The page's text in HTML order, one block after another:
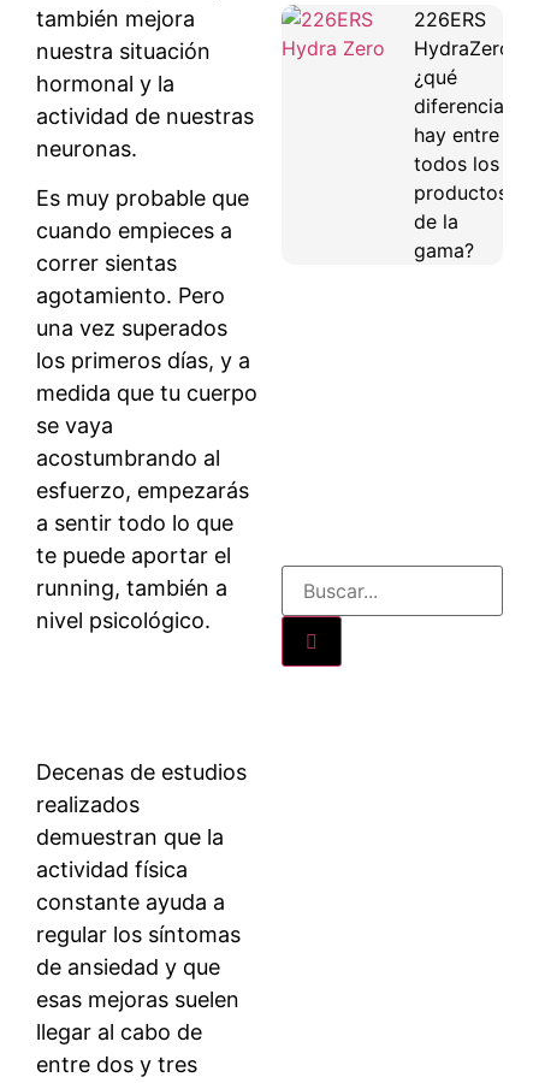
también mejora
nuestra situación
hormonal y la
actividad de nuestras
neuronas.
Es muy probable que
cuando empieces a
correr sientas
agotamiento. Pero
una vez superados
los primeros días, y a
medida que tu cuerpo
se vaya
acostumbrando al
esfuerzo, empezarás
a sentir todo lo que
te puede aportar el
running, también a
nivel psicológico.
Decenas de estudios
realizados
demuestran que la
actividad física
constante ayuda a
regular los síntomas
de ansiedad y que
esas mejoras suelen
llegar al cabo de
entre dos y tres
226ERS
HydraZero:
¿qué
diferencias
hay entre
todos los
productos
de la
gama?